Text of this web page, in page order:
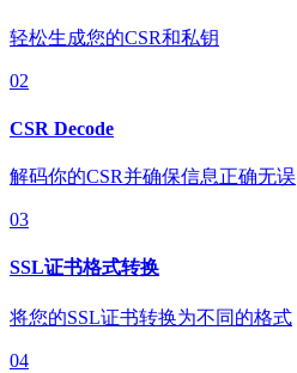
轻松生成您的CSR和私钥
02
CSR Decode
解码你的CSR并确保信息正确无误
03
SSL证书格式转换
将您的SSL证书转换为不同的格式
04